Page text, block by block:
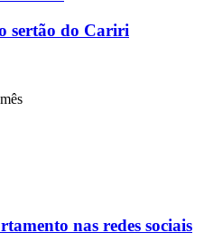
sertão do Cariri
nas redes sociais